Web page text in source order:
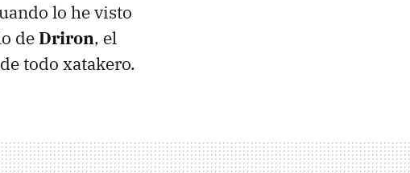
lo he visto
deDriron, el
todo xatakero.